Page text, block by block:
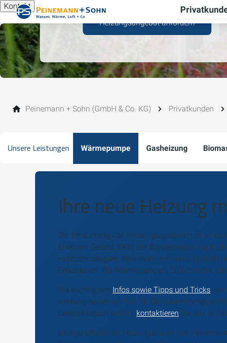
Kontakt
Heizungsangebot anfordern
Peinemann + Sohn (GmbH & Co. KG) Privatkunden
Unsere Leistungen Wärmepumpe Gasheizung
Ihre neue Heizung
Die Erneuerung von Heizungssystemen ist
Energien-Gesetz (EEG) der Bundesregierung
Heiztechnologien. Eine moderne Heizung senkt
Emissionen. Ob Wärmepumpen, Solarthermie
Die wichtigsten Infos sowie Tipps und Tricks von
Heizung haben wir hier für Sie
beraten lassen wollen, kontaktieren Sie uns
Unsere erfahrenen Heizungsbauer von